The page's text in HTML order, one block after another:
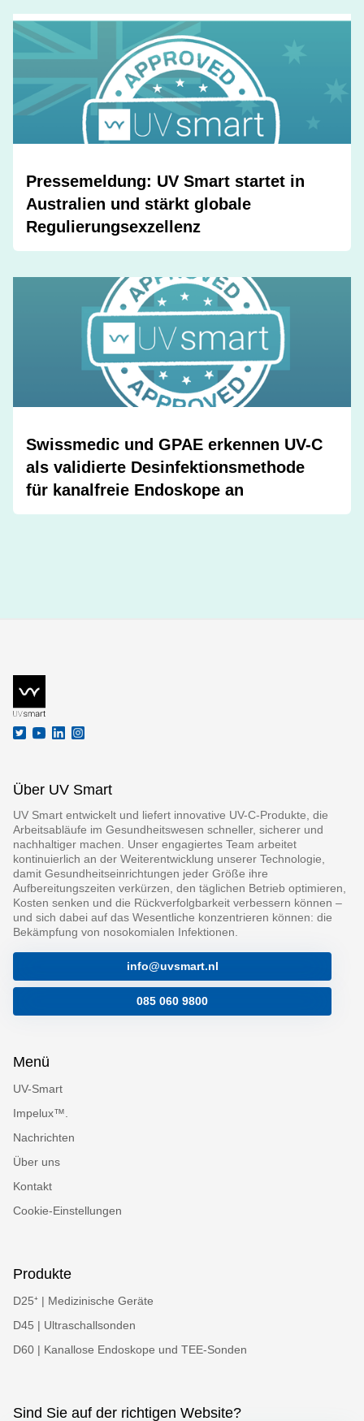
Pressemeldung: UV Smart startet in
Australien und stärkt globale
Regulierungsexzellenz
Swissmedic und GPAE erkennen UV-C
als validierte Desinfektionsmethode
für kanalfreie Endoskope an
Über UV Smart
UV Smart entwickelt und liefert innovative UV-C-Produkte, die
Arbeitsabläufe im Gesundheitswesen schneller, sicherer und
nachhaltiger machen. Unser engagiertes Team arbeitet
kontinuierlich an der Weiterentwicklung unserer Technologie,
damit Gesundheitseinrichtungen jeder Größe ihre
Aufbereitungszeiten verkürzen, den täglichen Betrieb optimieren,
Kosten senken und die Rückverfolgbarkeit verbessern können –
und sich dabei auf das Wesentliche konzentrieren können: die
Bekämpfung von nosokomialen Infektionen.
info@uvsmart.nl
085 060 9800
Menü
UV-Smart
Impelux™.
Nachrichten
Über uns
Kontakt
Cookie-Einstellungen
Produkte
D25⁺ | Medizinische Geräte
D45 | Ultraschallsonden
D60 | Kanallose Endoskope und TEE-Sonden
Sind Sie auf der richtigen Website?